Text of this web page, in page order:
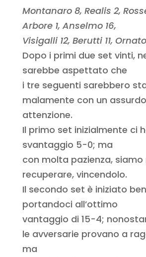
Montanaro 8, Realis 2,
Arbore 1, Anselmo 16,
Visigalli 12, Berutti 11, Ornato
Dopo i primi due set vinti,
sarebbe aspettato che
i tre seguenti sarebbero
malamente con un
attenzione.
Il primo set inizialmente ci
svantaggio 5-0; ma
con molta pazienza, siamo
recuperare, vincendolo.
Il secondo set è iniziato
portandoci all’ottimo
vantaggio di 15-4;
le avversarie provano a
ma